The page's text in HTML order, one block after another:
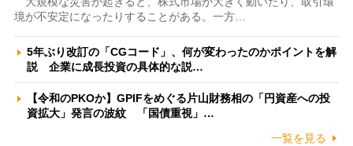
境が不安定になったりすることがある。一方…
5年ぶり改訂の「CGコード」、何が変わったのかポイントを解
説 企業に成長投資の具体的な説…
【令和のPKOか】GPIFをめぐる片山財務相の「円資産への投
資拡大」発言の波紋 「国債重視」…
一覧を見る